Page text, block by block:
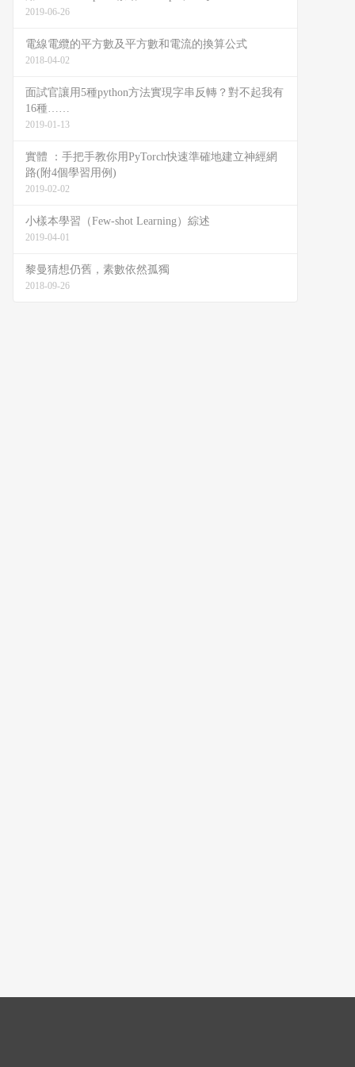
2019-06-26
電線電纜的平方數及平方數和電流的換算公式
2018-04-02
面試官讓用5種python方法實現字串反轉？對不起我有
16種……
2019-01-13
實體 ：手把手教你用PyTorch快速準確地建立神經網
路(附4個學習用例)
2019-02-02
小樣本學習（Few-shot Learning）綜述
2019-04-01
黎曼猜想仍舊，素數依然孤獨
2018-09-26